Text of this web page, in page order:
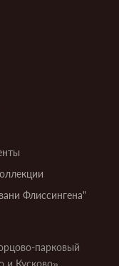
Флиссингена"
парковый